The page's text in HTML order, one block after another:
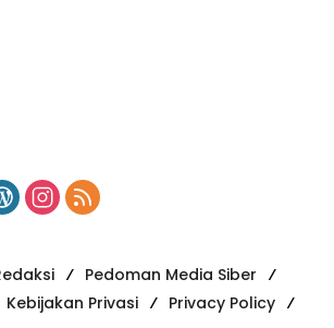
Pedoman Media Siber
Kebijakan Privasi
Privacy Policy